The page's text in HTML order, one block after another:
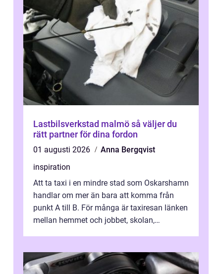
Lastbilsverkstad malmö så väljer du
rätt partner för dina fordon
01 augusti 2026
Anna Bergqvist
inspiration
Att ta taxi i en mindre stad som Oskarshamn
handlar om mer än bara att komma från
punkt A till B. För många är taxiresan länken
mellan hemmet och jobbet, skolan,